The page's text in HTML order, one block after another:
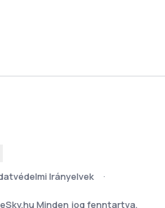
Irányelvek
Minden jog fenntartva.